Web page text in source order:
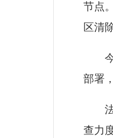
节点
区清
今
部署
法
查力